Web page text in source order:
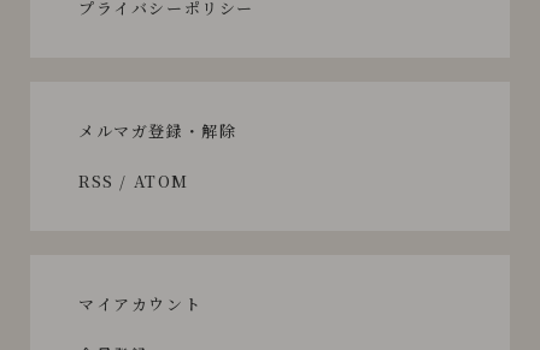
プライバシーポリシー
メルマガ登録・解除
RSS / ATOM
マイアカウント